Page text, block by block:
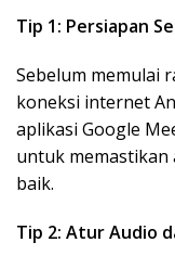
Tip 1: Persiapan
Sebelum memulai
koneksi internet
aplikasi Google
untuk memastikan
baik.
Tip 2: Atur Audio